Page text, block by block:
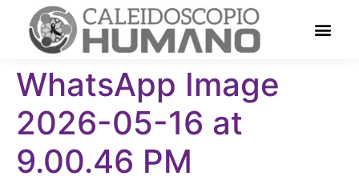
WhatsApp Image
2026-05-16 at
9.00.46 PM